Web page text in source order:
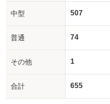
中型 507
普通 74
その他 1
合計 655